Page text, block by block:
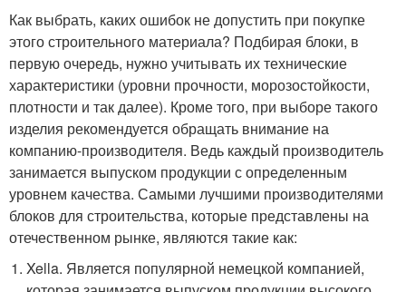
Как выбрать, каких ошибок не допустить при покупке
этого строительного материала? Подбирая блоки, в
первую очередь, нужно учитывать их технические
характеристики (уровни прочности, морозостойкости,
плотности и так далее). Кроме того, при выборе такого
изделия рекомендуется обращать внимание на
компанию-производителя. Ведь каждый производитель
занимается выпуском продукции с определенным
уровнем качества. Самыми лучшими производителями
блоков для строительства, которые представлены на
отечественном рынке, являются такие как:
Xella. Является популярной немецкой компанией,